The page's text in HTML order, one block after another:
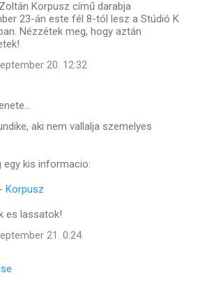
Korpusz című darabja
23-án este fél 8-tól lesz a Stúdió K
Nézzétek meg, hogy aztán
20. 12:32
aki nem vallalja szemelyes
egy kis informacio:
Korpusz
es lassatok!
21. 0:24